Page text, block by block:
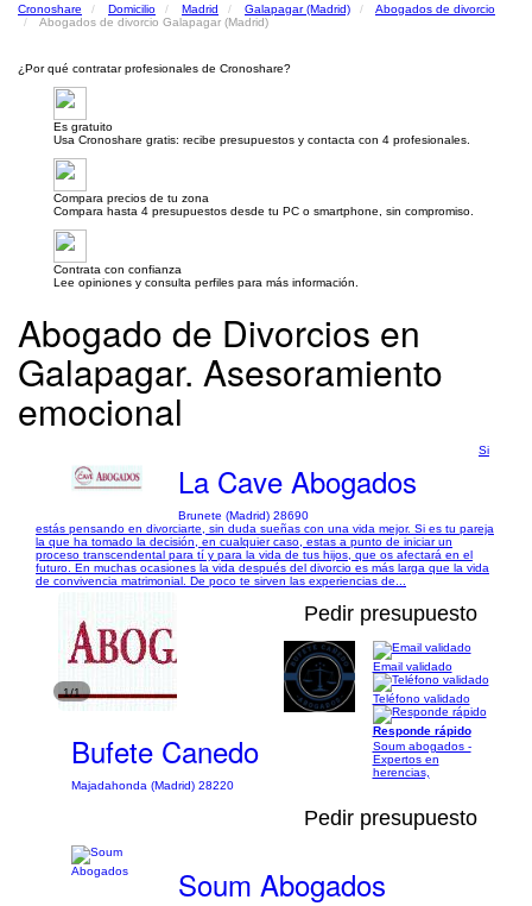
Cronoshare Domicilio Madrid Galapagar (Madrid)
Abogados de divorcio
Abogados de divorcio Galapagar (Madrid)
¿Por qué contratar profesionales de Cronoshare?
Es gratuito
Usa Cronoshare gratis: recibe presupuestos y contacta con 4 profesionales.
Compara precios de tu zona
Compara hasta 4 presupuestos desde tu PC o smartphone, sin compromiso.
Contrata con confianza
Lee opiniones y consulta perfiles para más información.
Abogado de Divorcios en
Galapagar. Asesoramiento
emocional
La Cave Abogados
Brunete (Madrid) 28690
Si
estás pensando en divorciarte, sin duda sueñas con una vida mejor. Si es tu pareja
la que ha tomado la decisión, en cualquier caso, estas a punto de iniciar un
proceso transcendental para tí y para la vida de tus hijos, que os afectará en el
futuro. En muchas ocasiones la vida después del divorcio es más larga que la vida
de convivencia matrimonial. De poco te sirven las experiencias de...
1/1
Pedir presupuesto
Bufete Canedo
Majadahonda (Madrid) 28220
Email validado
Teléfono validado
Responde rápido
Pedir presupuesto
Soum Abogados
Soum abogados -
Expertos en
herencias,